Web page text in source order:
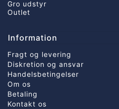
Gro udstyr
Outlet
Information
Fragt og levering
Diskretion og ansvar
Handelsbetingelser
Om os
Betaling
Kontakt os